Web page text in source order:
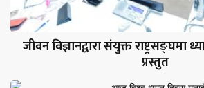
जीवन विज्ञानद्वारा संयुक्त राष्ट्रसङ्घमा
प्रस्तुत